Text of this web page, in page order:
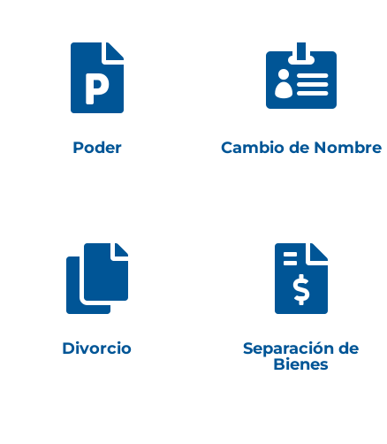

Poder

Cambio de Nombre

Divorcio

Separación de
Bienes